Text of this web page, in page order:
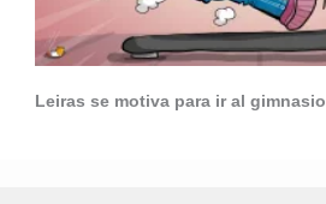
Leiras se motiva para ir al gimnasio